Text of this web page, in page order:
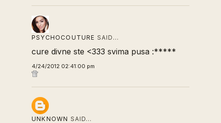
PSYCHOCOUTURE SAID…
cure divne ste <333 svima pusa :*****
4/24/2012 02:41:00 pm
UNKNOWN SAID…